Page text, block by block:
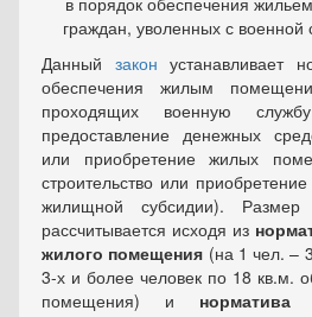
граждан, уволенных с военной
Данный закон устанавливает
обеспечения жилым
проходящих военную
предоставление денежных
или приобретение жилых
строительство или
жилищной субсидии). Размер
рассчитывается исходя из
жилого помещения (на 1 чел. –
3-х и более человек по 18 кв.м.
помещения) и норматива